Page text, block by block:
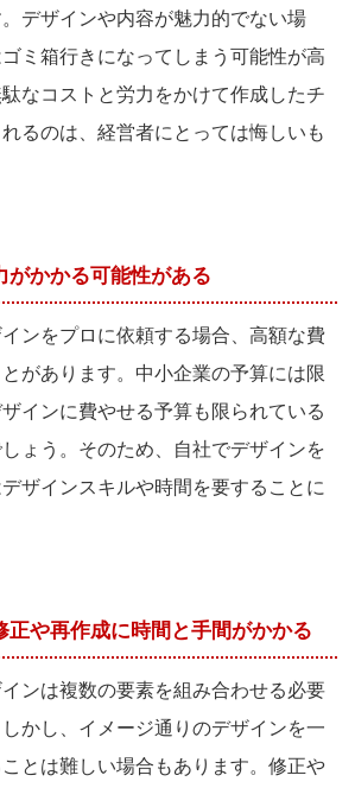
デザインや内容が魅力的でない場
ミ箱行きになってしまう可能性が高
なコストと労力をかけて作成したチ
るのは、経営者にとっては悔しいも
がかかる可能性がある
ンをプロに依頼する場合、高額な費
があります。中小企業の予算には限
インに費やせる予算も限られている
ょう。そのため、自社でデザインを
ザインスキルや時間を要することに
正や再作成に時間と手間がかかる
ンは複数の要素を組み合わせる必要
かし、イメージ通りのデザインを一
とは難しい場合もあります。修正や